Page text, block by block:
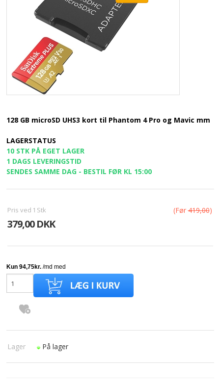
128 GB microSD UHS3 kort til Phantom 4 Pro og Mavic mm
LAGERSTATUS
10 STK PÅ EGET LAGER
1 DAGS LEVERINGSTID
SENDES SAMME DAG - BESTIL FØR KL 15:00
Pris ved 1 Stk (Før419,00)
379,00 DKK
Lager På lager